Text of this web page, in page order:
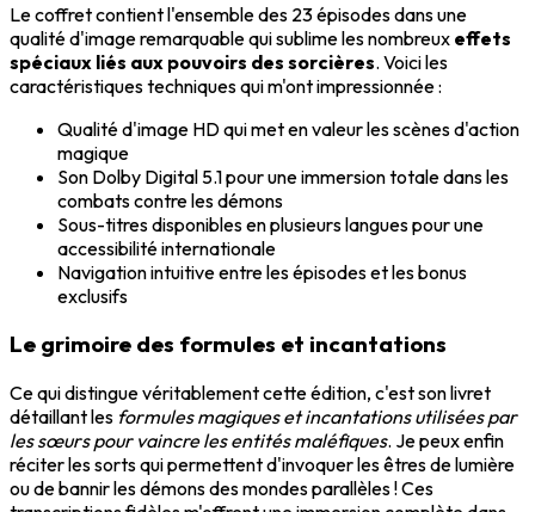
Le coffret contient l'ensemble des 23 épisodes dans une
qualité d'image remarquable qui sublime les nombreux effets
spéciaux liés aux pouvoirs des sorcières. Voici les
caractéristiques techniques qui m'ont impressionnée :
Qualité d'image HD qui met en valeur les scènes d'action
magique
Son Dolby Digital 5.1 pour une immersion totale dans les
combats contre les démons
Sous-titres disponibles en plusieurs langues pour une
accessibilité internationale
Navigation intuitive entre les épisodes et les bonus
exclusifs
Le grimoire des formules et incantations
Ce qui distingue véritablement cette édition, c'est son livret
détaillant les formules magiques et incantations utilisées par
les sœurs pour vaincre les entités maléfiques. Je peux enfin
réciter les sorts qui permettent d'invoquer les êtres de lumière
ou de bannir les démons des mondes parallèles ! Ces